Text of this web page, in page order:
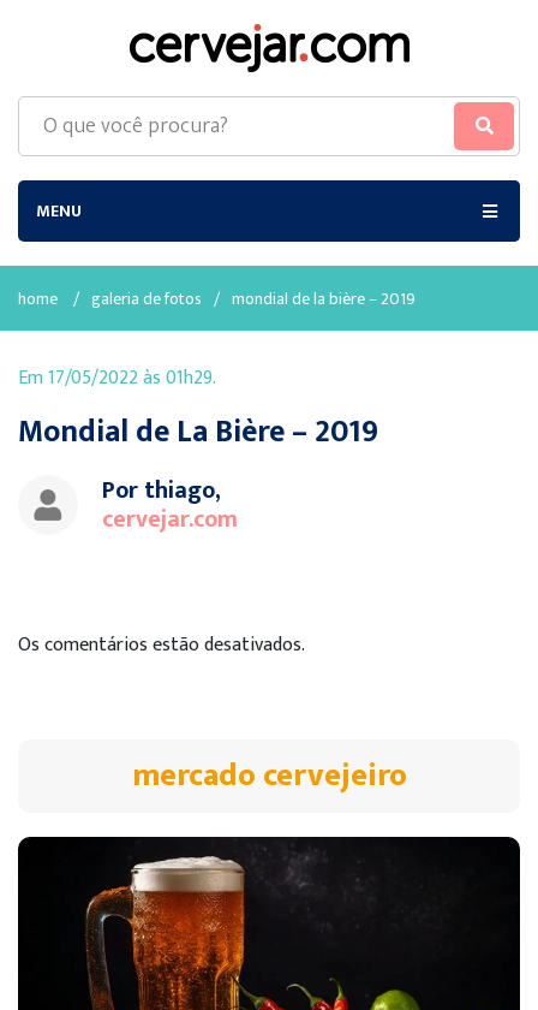
MENU
home / galeria de fotos / mondial de la bière – 2019
Em 17/05/2022 às 01h29.
Mondial de La Bière – 2019
Por thiago,
cervejar.com
Os comentários estão desativados.
mercado cervejeiro